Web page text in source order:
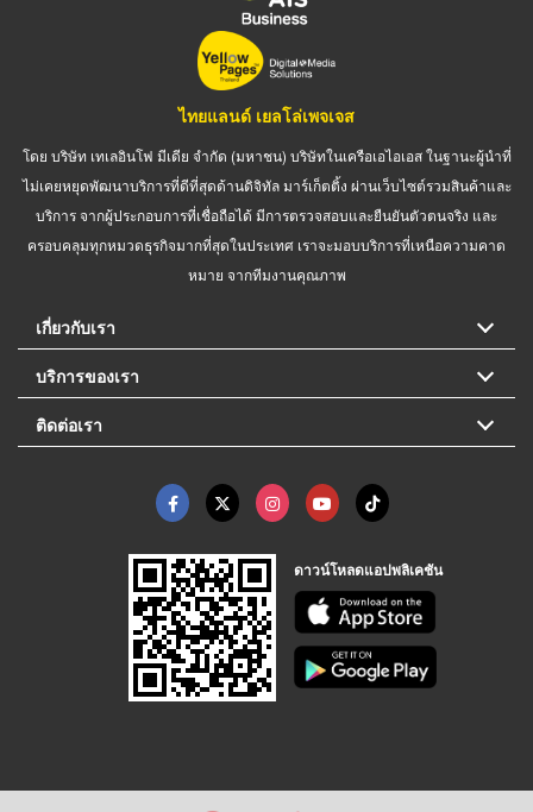
ไทยแลนด์ เยลโล่เพจเจส
โดย บริษัท เทเลอินโฟ มีเดีย จำกัด (มหาชน) บริษัทในเครือเอไอเอส ในฐานะผู้นำที่
ไม่เคยหยุดพัฒนาบริการที่ดีที่สุดด้านดิจิทัล มาร์เก็ตติ้ง ผ่านเว็บไซต์รวมสินค้าและ
บริการ จากผู้ประกอบการที่เชื่อถือได้ มีการตรวจสอบและยืนยันตัวตนจริง และ
ครอบคลุมทุกหมวดธุรกิจมากที่สุดในประเทศ เราจะมอบบริการที่เหนือความคาด
หมาย จากทีมงานคุณภาพ
เกี่ยวกับเรา
บริการของเรา
ติดต่อเรา
ดาวน์โหลดแอปพลิเคชัน